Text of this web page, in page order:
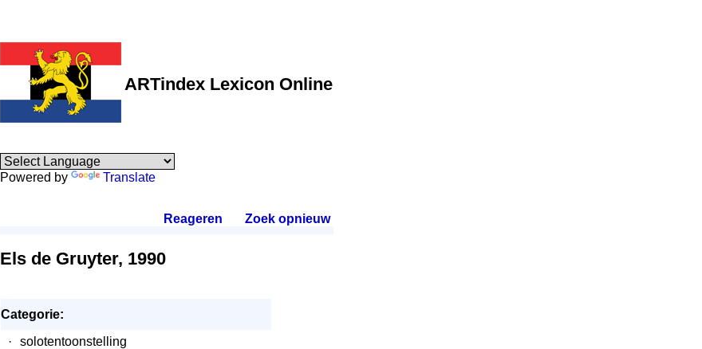
ARTindex Lexicon Online
Powered by Translate
Reageren Zoek opnieuw.
Els de Gruyter, 1990
Categorie:
·
solotentoonstelling